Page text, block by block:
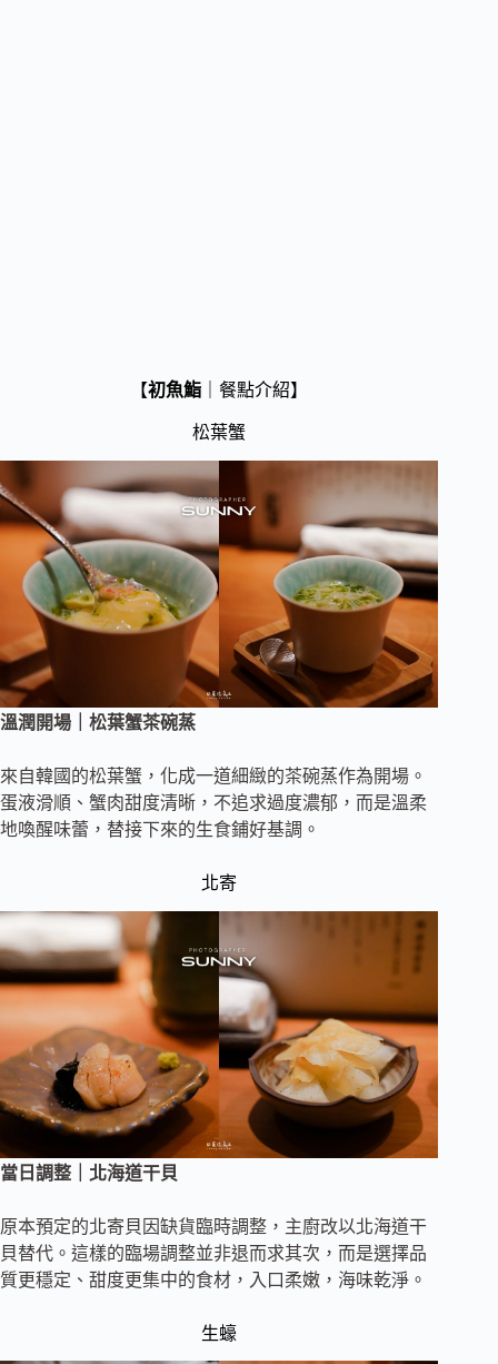
【初魚鮨 ｜餐點介紹】
松葉蟹
溫潤開場｜松葉蟹茶碗蒸
來自韓國的松葉蟹，化成一道細緻的茶碗蒸作為開場。
蛋液滑順、蟹肉甜度清晰，不追求過度濃郁，而是溫柔
地喚醒味蕾，替接下來的生食鋪好基調。
北寄
當日調整｜北海道干貝
原本預定的北寄貝因缺貨臨時調整，主廚改以北海道干
貝替代。這樣的臨場調整並非退而求其次，而是選擇品
質更穩定、甜度更集中的食材，入口柔嫩，海味乾淨。
生蠔